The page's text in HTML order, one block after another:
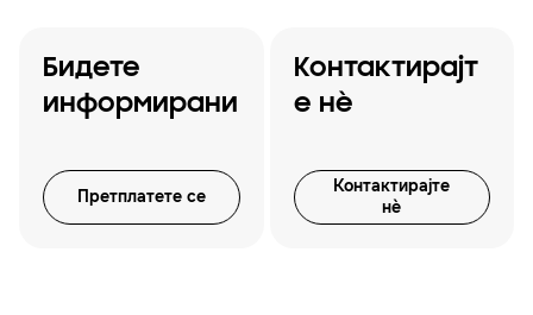
Бидете
информирани
Претплатете се
Контактирајт
е нѐ
Контактирајте
нѐ